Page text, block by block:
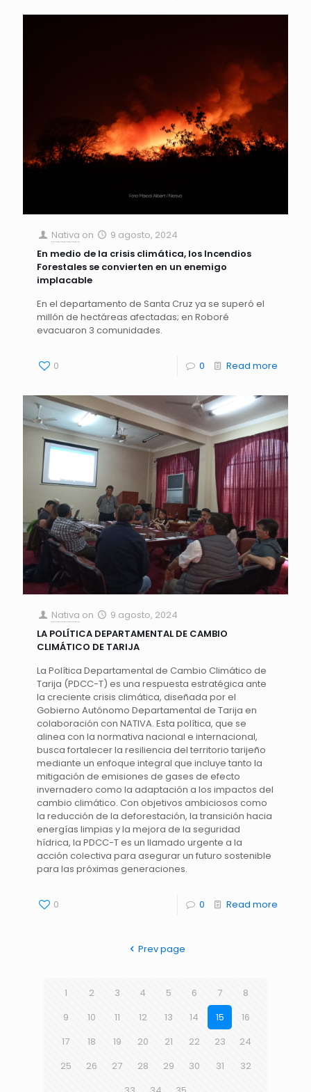
Nativa on
9 agosto, 2024
En medio de la crisis climática, los Incendios
Forestales se convierten en un enemigo
implacable
En el departamento de Santa Cruz ya se superó el
millón de hectáreas afectadas; en Roboré
evacuaron 3 comunidades.
0 0 Read more
Nativa on
9 agosto, 2024
LA POLÍTICA DEPARTAMENTAL DE CAMBIO
CLIMÁTICO DE TARIJA
La Política Departamental de Cambio Climático de
Tarija (PDCC-T) es una respuesta estratégica ante
la creciente crisis climática, diseñada por el
Gobierno Autónomo Departamental de Tarija en
colaboración con NATIVA. Esta política, que se
alinea con la normativa nacional e internacional,
busca fortalecer la resiliencia del territorio tarijeño
mediante un enfoque integral que incluye tanto la
mitigación de emisiones de gases de efecto
invernadero como la adaptación a los impactos del
cambio climático. Con objetivos ambiciosos como
la reducción de la deforestación, la transición hacia
energías limpias y la mejora de la seguridad
hídrica, la PDCC-T es un llamado urgente a la
acción colectiva para asegurar un futuro sostenible
para las próximas generaciones.
0 0 Read more
Prev page
1 2 3 4 5 6 7
8
9
10 11 12 13 14 15
16
17
18 19 20 21 22 23
24
25
26 27 28 29 30 31
32